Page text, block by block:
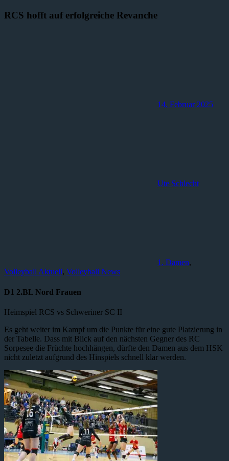
RCS hofft auf erfolgreiche Revanche
14. Februar 2025
Ute Schlecht
1. Damen,
Volleyball Aktuell, Volleyball News
D1 2.BL Nord Frauen
Heimspiel RCS vs Schweriner SC II
Es geht weiter im Kampf um die Punkte für eine gute Platzierung in
der Tabelle. Dass mit Blick auf den nächsten Gegner des RC
Sorpesee die Früchte hochhängen, dürfte den Damen aus dem HSK
nicht zuletzt aufgrund des Hinspiels schnell klar werden.